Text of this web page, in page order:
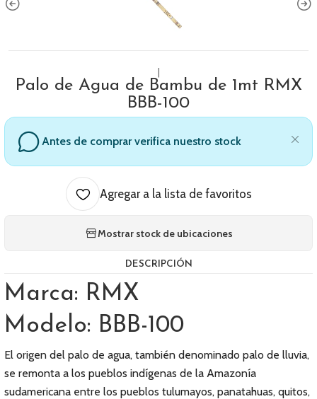
Palo de Agua de Bambu de 1mt RMX
BBB-100
Antes de comprar verifica nuestro stock
Agregar a la lista de favoritos
Mostrar stock de ubicaciones
DESCRIPCIÓN
Marca: RMX
Modelo: BBB-100
El origen del palo de agua, también denominado palo de lluvia,
se remonta a los pueblos indígenas de la Amazonía
sudamericana entre los pueblos tulumayos, panatahuas, quitos,